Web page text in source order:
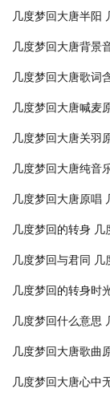
几度梦回大唐半阳
几度梦回大唐背景
几度梦回大唐歌词
几度梦回大唐喊麦
几度梦回大唐关羽
几度梦回大唐纯音
几度梦回大唐原唱
几度梦回的转身 几
几度梦回与君同 几
几度梦回的转身时
几度梦回什么意思
几度梦回大唐歌曲
几度梦回大唐心中